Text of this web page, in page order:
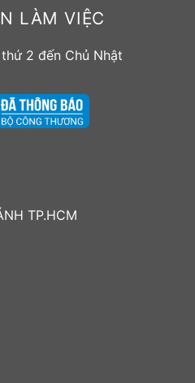
LÀM VIỆC
2 đến Chủ Nhật
TP.HCM